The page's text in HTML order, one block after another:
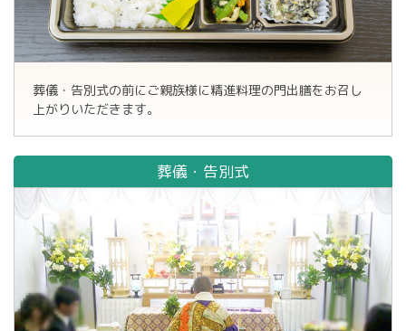
葬儀・告別式の前にご親族様に精進料理の門出膳をお召し
上がりいただきます。
葬儀・告別式